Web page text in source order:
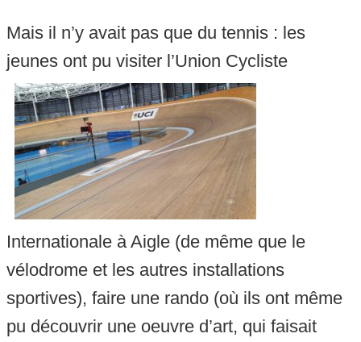
Mais il n’y avait pas que du tennis : les
jeunes ont pu visiter l’Union Cycliste
Internationale à Aigle (de même que le
vélodrome et les autres installations
sportives), faire une rando (où ils ont même
pu découvrir une oeuvre d’art, qui faisait